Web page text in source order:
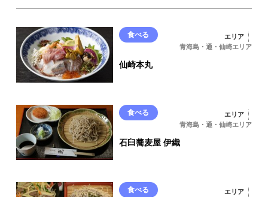
食べる
エリア
青海島・通・仙崎エリア
仙崎本丸
食べる
エリア
青海島・通・仙崎エリア
石臼蕎麦屋 伊織
食べる
エリア